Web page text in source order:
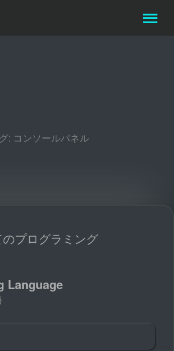
: コンソールパネル
プログラミング
Language